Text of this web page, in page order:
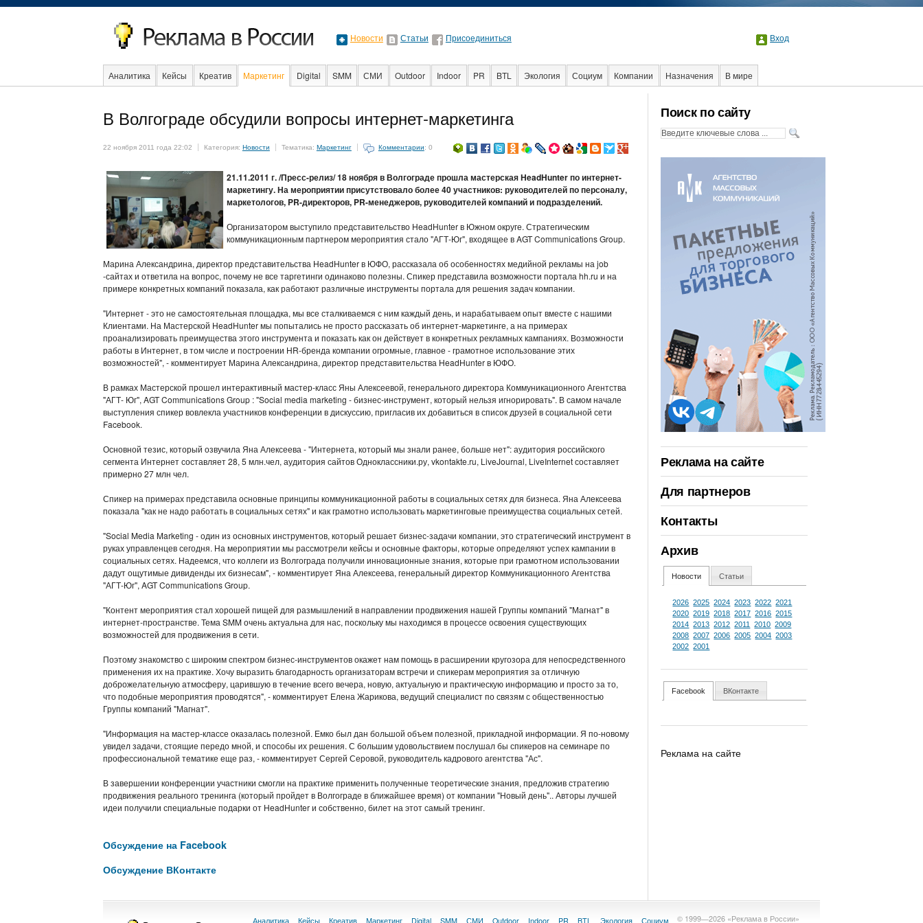
Новости Статьи Присоединиться Вход
Аналитика Кейсы Креатив Маркетинг Digital SMM СМИ Outdoor Indoor PR BTL Экология Социум Компании Назначения
В мире
Интервью
Поиск по сайту
Реклама на сайте
Для партнеров
Контакты
Архив
Новости Статьи
2026 2025 2024 2023 2022 2021
2020 2019 2018 2017 2016 2015
2014 2013 2012 2011 2010 2009
2008 2007 2006 2005 2004 2003
2002 2001
Facebook ВКонтакте
Реклама на сайте
В Волгограде обсудили вопросы интернет-маркетинга
22 ноября 2011 года 22:02 Категория: Новости Тематика: Маркетинг Комментарии: 0
21.11.2011 г. /Пресс-релиз/ 18 ноября в Волгограде прошла мастерская HeadHunter по интернет-
маркетингу. На мероприятии присутствовало более 40 участников: руководителей по персоналу,
маркетологов, PR-директоров, PR-менеджеров, руководителей компаний и подразделений.
Организатором выступило представительство HeadHunter в Южном округе. Стратегическим
коммуникационным партнером мероприятия стало "АГТ-Юг", входящее в AGT Communications Group.
Марина Александрина, директор представительства HeadHunter в ЮФО, рассказала об особенностях медийной рекламы на job
-сайтах и ответила на вопрос, почему не все таргетинги одинаково полезны. Спикер представила возможности портала hh.ru и на
примере конкретных компаний показала, как работают различные инструменты портала для решения задач компании.
"Интернет - это не самостоятельная площадка, мы все сталкиваемся с ним каждый день, и нарабатываем опыт вместе с нашими
Клиентами. На Мастерской HeadHunter мы попытались не просто рассказать об интернет-маркетинге, а на примерах
проанализировать преимущества этого инструмента и показать как он действует в конкретных рекламных кампаниях. Возможности
работы в Интернет, в том числе и построении HR-бренда компании огромные, главное - грамотное использование этих
возможностей", - комментирует Марина Александрина, директор представительства HeadHunter в ЮФО.
В рамках Мастерской прошел интерактивный мастер-класс Яны Алексеевой, генерального директора Коммуникационного Агентства
"АГТ- Юг", AGT Communications Group : "Social media marketing - бизнес-инструмент, который нельзя игнорировать". В самом начале
выступления спикер вовлекла участников конференции в дискуссию, пригласив их добавиться в список друзей в социальной сети
Facebook.
Основной тезис, который озвучила Яна Алексеева - "Интернета, который мы знали ранее, больше нет": аудитория российского
сегмента Интернет составляет 28, 5 млн.чел, аудитория сайтов Одноклассники.ру, vkontakte.ru, LiveJournal, LiveInternet составляет
примерно 27 млн чел.
Спикер на примерах представила основные принципы коммуникационной работы в социальных сетях для бизнеса. Яна Алексеева
показала "как не надо работать в социальных сетях" и как грамотно использовать маркетинговые преимущества социальных сетей.
"Social Media Marketing - один из основных инструментов, который решает бизнес-задачи компании, это стратегический инструмент в
руках управленцев сегодня. На мероприятии мы рассмотрели кейсы и основные факторы, которые определяют успех кампании в
социальных сетях. Надеемся, что коллеги из Волгограда получили инновационные знания, которые при грамотном использовании
дадут ощутимые дивиденды их бизнесам", - комментирует Яна Алексеева, генеральный директор Коммуникационного Агентства
"АГТ-Юг", AGT Communications Group.
"Контент мероприятия стал хорошей пищей для размышлений в направлении продвижения нашей Группы компаний "Магнат" в
интернет-пространстве. Тема SMM очень актуальна для нас, поскольку мы находимся в процессе освоения существующих
возможностей для продвижения в сети.
Поэтому знакомство с широким спектром бизнес-инструментов окажет нам помощь в расширении кругозора для непосредственного
применения их на практике. Хочу выразить благодарность организаторам встречи и спикерам мероприятия за отличную
доброжелательную атмосферу, царившую в течение всего вечера, новую, актуальную и практическую информацию и просто за то,
что подобные мероприятия проводятся", - комментирует Елена Жарикова, ведущий специалист по связям с общественностью
Группы компаний "Магнат".
"Информация на мастер-классе оказалась полезной. Емко был дан большой объем полезной, прикладной информации. Я по-новому
увидел задачи, стоящие передо мной, и способы их решения. С большим удовольствием послушал бы спикеров на семинаре по
профессиональной тематике еще раз, - комментирует Сергей Серовой, руководитель кадрового агентства "Ас".
В завершении конференции участники смогли на практике применить полученные теоретические знания, предложив стратегию
продвижения реального тренинга (который пройдет в Волгограде в ближайшее время) от компании "Новый день".. Авторы лучшей
идеи получили специальные подарки от HeadHunter и собственно, билет на этот самый тренинг.
Обсуждение на Facebook
Обсуждение ВКонтакте
© 1999—2026 «Реклама в России»
Аналитика Кейсы Креатив Маркетинг Digital SMM СМИ Outdoor Indoor PR BTL Экология Социум